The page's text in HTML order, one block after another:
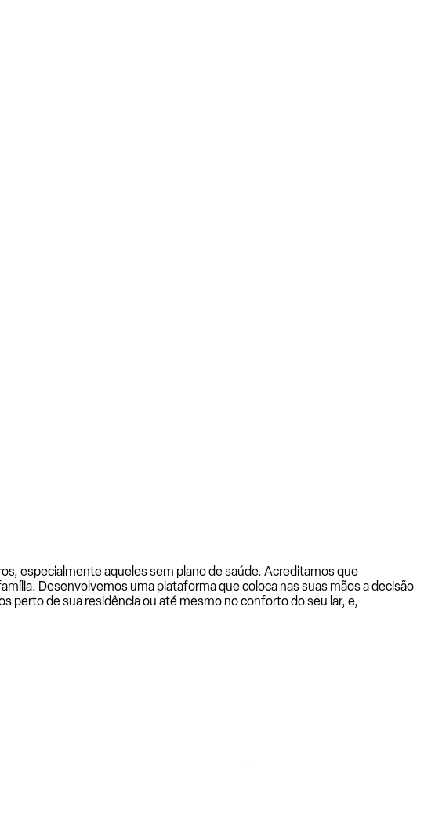
especialmente aqueles sem plano de saúde. Acreditamos que
Desenvolvemos uma plataforma que coloca nas suas mãos a decisão
perto de sua residência ou até mesmo no conforto do seu lar, e,